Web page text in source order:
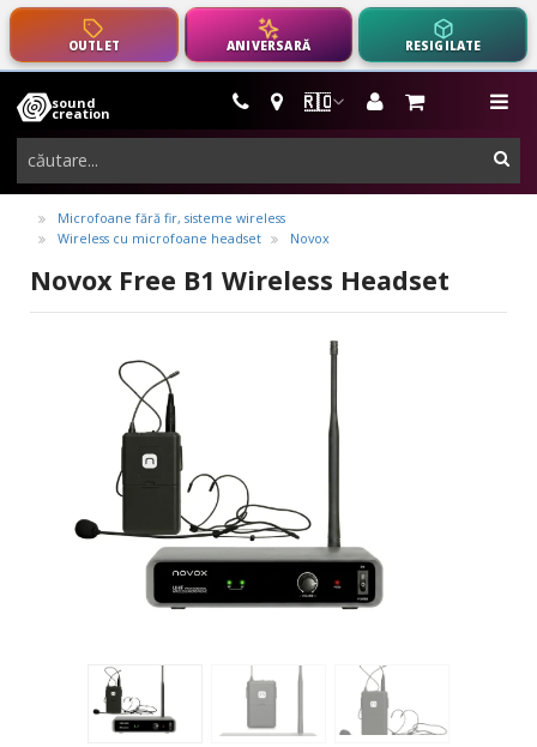
OUTLET ANIVERSARĂ RESIGILATE
🇷🇴
sound
creation
instrumente
muzicale,
echipamente
pro-
audio
Microfoane fără fir, sisteme wireless
Wireless cu microfoane headset
Novox
Novox Free B1 Wireless Headset